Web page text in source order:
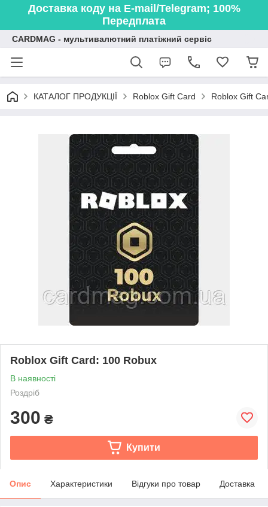
Доставка коду на E-mail/Telegram; 100%
Передплата
CARDMAG - мультивалютний платіжний сервіс
КАТАЛОГ ПРОДУКЦІЇ Roblox Gift Card Roblox Gift
Roblox Gift Card: 100 Robux
В наявності
Роздріб
300 ₴
Купити
Опис Характеристики Відгуки про товар Доставка